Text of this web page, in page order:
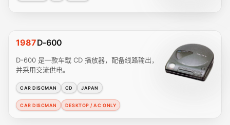
1987D-600
D-600 是一款车载 CD 播放器，配备线路输出，
并采用交流供电。
CAR DISCMAN CD JAPAN
CAR DISCMAN DESKTOP / AC ONLY